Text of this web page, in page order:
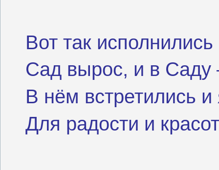
Вот так
Сад вырос, и в Саду
В нём встретились
Для радости и